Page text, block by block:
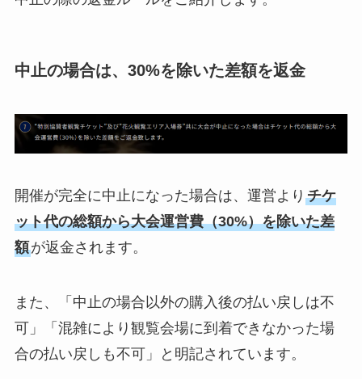
中止の場合は、30%を除いた差額を返金
開催が完全に中止になった場合は、運営より チケ
ット代の総額から大会運営費（30%）を除いた差
額が返金されます。
また、「中止の場合以外の購入後の払い戻しは不
可」「混雑により観覧会場に到着できなかった場
合の払い戻しも不可」と明記されています。